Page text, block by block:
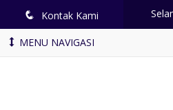
q Kontak Kami
MENU NAVIGASI